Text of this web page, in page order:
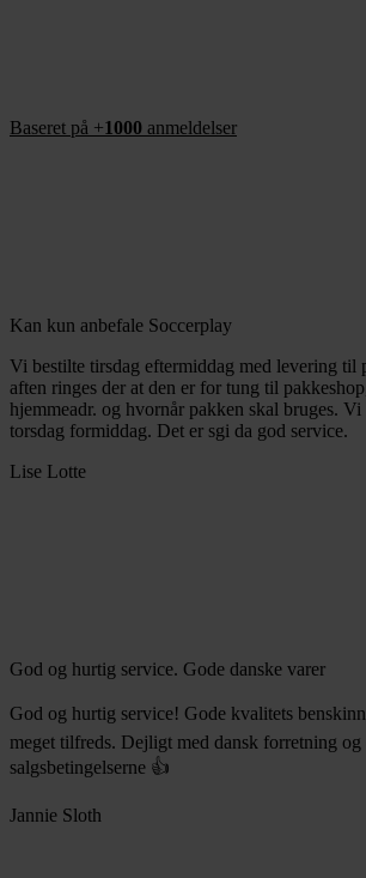
Baseret på +1000 anmeldelser
Kan kun anbefale Soccerplay
Vi bestilte tirsdag eftermiddag med levering til
aften ringes der at den er for tung til
hjemmeadr. og hvornår pakken skal bruges. Vi
torsdag formiddag. Det er sgi da god service.
Lise Lotte
God og hurtig service. Gode danske varer
God og hurtig service! Gode kvalitets
meget tilfreds. Dejligt med dansk forretning og
salgsbetingelserne 👍
Jannie Sloth